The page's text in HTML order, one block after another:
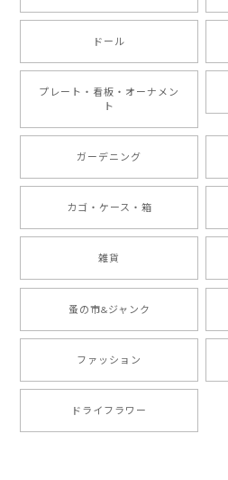
ドール
プレート・看板・オーナメン
ト
ガーデニング
カゴ・ケース・箱
雑貨
蚤の市&ジャンク
ファッション
ドライフラワー